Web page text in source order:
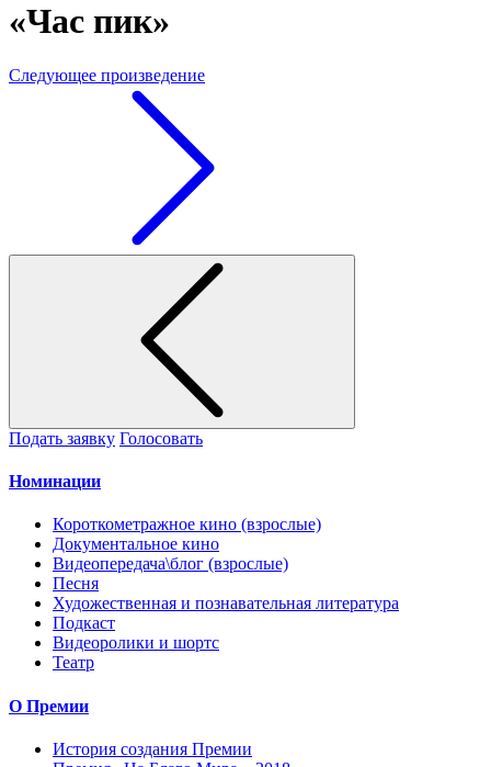
«Час пик»
Следующее произведение
Подать заявку Голосовать
Номинации
Короткометражное кино (взрослые)
Документальное кино
Видеопередача\блог (взрослые)
Песня
Художественная и познавательная литература
Подкаст
Видеоролики и шортс
Театр
О Премии
История создания Премии